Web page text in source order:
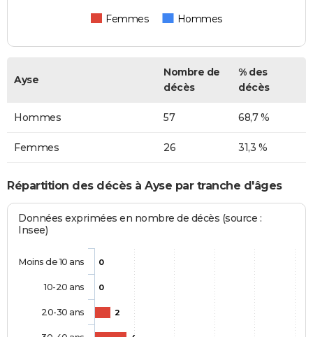
Femmes Hommes
Ayse
Nombre de
décès
% des
décès
Hommes 57 68,7 %
Femmes 26 31,3 %
Répartition des décès à Ayse par tranche d'âges
Données exprimées en nombre de décès (source :
Insee)
0
0
2
Moins de 10 ans
10-20 ans
20-30 ans